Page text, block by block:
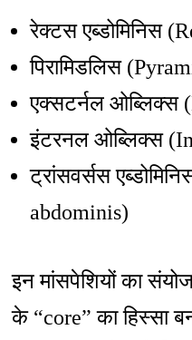
रेक्टस एब्डोमिनिस
पिरामिडलिस
एक्सटर्नल ओब्लिक्स
इंटरनल ओब्लिक्स
ट्रांसवर्सस
abdominis)
इन मांसपेशियों का
के “core” का हिस्सा